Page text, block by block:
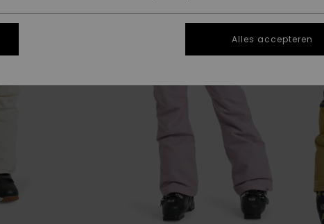
Alles accepteren